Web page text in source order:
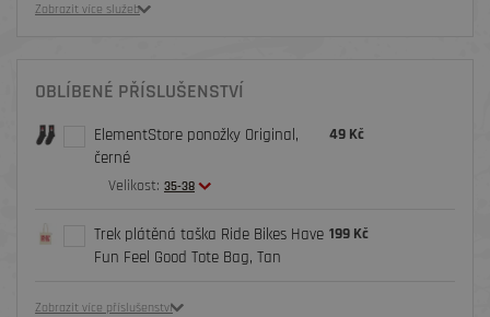
Zobrazit více služeb
OBLÍBENÉ PŘÍSLUŠENSTVÍ
ElementStore ponožky Original,
černé
Velikost: 35-38
49 Kč
Trek plátěná taška Ride Bikes Have
Fun Feel Good Tote Bag, Tan
199 Kč
Zobrazit více příslušenství